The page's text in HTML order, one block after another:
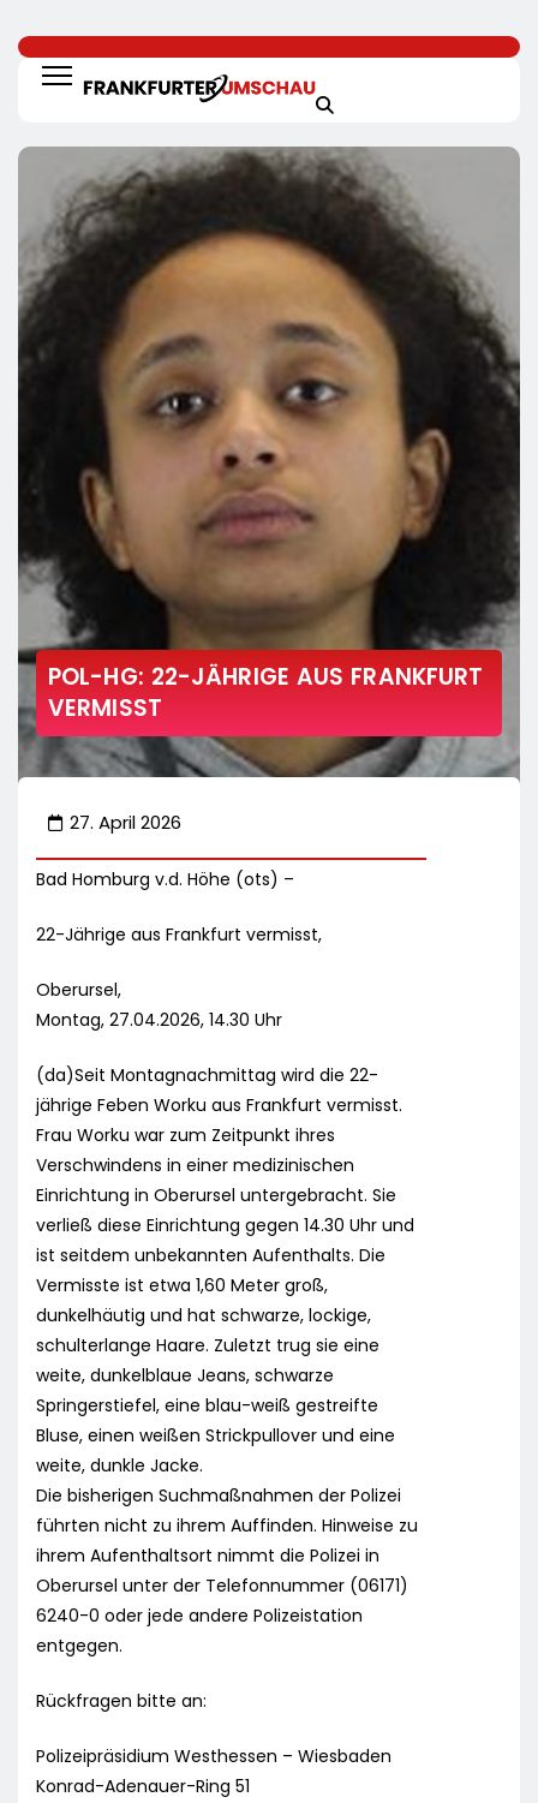
POL-HG: 22-JÄHRIGE AUS FRANKFURT
VERMISST
27. April 2026
Bad Homburg v.d. Höhe (ots) –
22-Jährige aus Frankfurt vermisst,
Oberursel,
Montag, 27.04.2026, 14.30 Uhr
(da)Seit Montagnachmittag wird die 22-
jährige Feben Worku aus Frankfurt vermisst.
Frau Worku war zum Zeitpunkt ihres
Verschwindens in einer medizinischen
Einrichtung in Oberursel untergebracht. Sie
verließ diese Einrichtung gegen 14.30 Uhr und
ist seitdem unbekannten Aufenthalts. Die
Vermisste ist etwa 1,60 Meter groß,
dunkelhäutig und hat schwarze, lockige,
schulterlange Haare. Zuletzt trug sie eine
weite, dunkelblaue Jeans, schwarze
Springerstiefel, eine blau-weiß gestreifte
Bluse, einen weißen Strickpullover und eine
weite, dunkle Jacke.
Die bisherigen Suchmaßnahmen der Polizei
führten nicht zu ihrem Auffinden. Hinweise zu
ihrem Aufenthaltsort nimmt die Polizei in
Oberursel unter der Telefonnummer (06171)
6240-0 oder jede andere Polizeistation
entgegen.
Rückfragen bitte an:
Polizeipräsidium Westhessen – Wiesbaden
Konrad-Adenauer-Ring 51